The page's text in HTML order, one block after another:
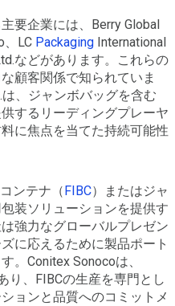
要企業には、Berry Global
、LC Packaging International
などがあります。これらの
顧客関係で知られていま
、ジャンボバッグを含む
するリーディングプレーヤ
に焦点を当てた持続可能性
ンテナ（ FIBC）またはジャ
装ソリューションを提供す
強力なグローバルプレゼン
に応えるために製品ポート
。Conitex Sonocoは、
り、FIBCの生産を専門とし
ョンと品質へのコミットメ